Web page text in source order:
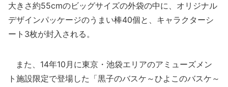
大きさ約55cmのビッグサイズの外袋の中に、オリジナル
デザインパッケージのうまい棒40個と、キャラクターシ
ート3枚が封入される。
また、14年10月に東京・池袋エリアのアミューズメン
ト施設限定で登場した「黒子のバスケ～ひよこのバスケ～